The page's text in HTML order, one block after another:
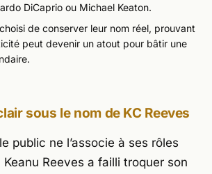
DiCaprio ou Michael Keaton.
de conserver leur nom réel, prouvant
peut devenir un atout pour bâtir une
sous le nom de KC Reeves
public ne l’associe à ses rôles
Reeves a failli troquer son